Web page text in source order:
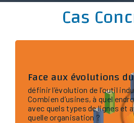
Cas
Face aux évolutions
définir l’évolution de l’outil
Combien d’usines, à quel
avec quels types de lignes et
quelle organisation ?